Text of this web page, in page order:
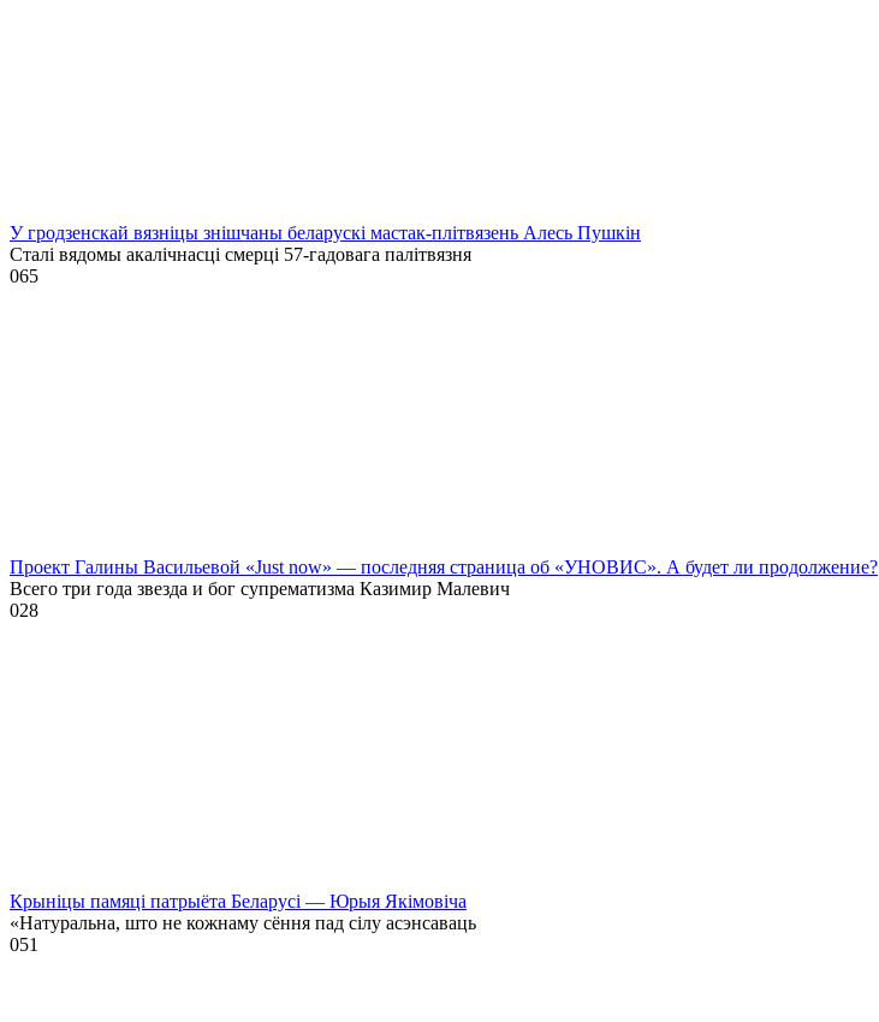
У гродзенскай вязніцы знішчаны беларускі мастак-плітвязень Алесь Пушкін
Сталі вядомы акалічнасці смерці 57-гадовага палітвязня
065
Проект Галины Васильевой «Just now» — последняя страница об «УНОВИС». А будет ли продолжение?
Всего три года звезда и бог супрематизма Казимир Малевич
028
Крыніцы памяці патрыёта Беларусі — Юрыя Якімовіча
«Натуральна, што не кожнаму сёння пад сілу асэнсаваць
051